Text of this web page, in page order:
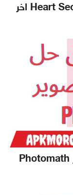
تحميل لعبة اسرار القلب Heart Secrets apk اخر